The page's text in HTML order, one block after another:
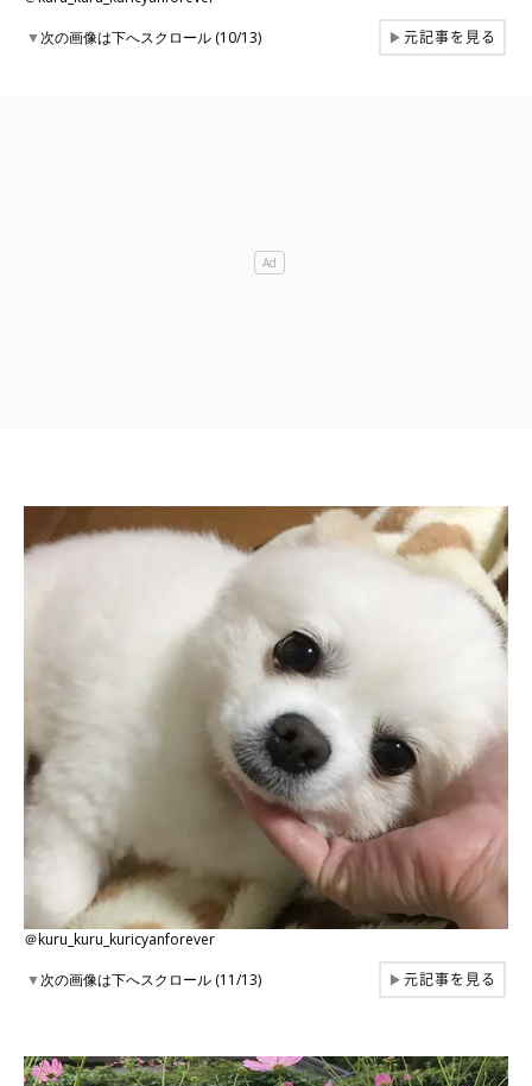
▼次の画像は下へスクロール (10/13) ▶元記事を見る
＠kuru_kuru_kuricyanforever
▼次の画像は下へスクロール (11/13) ▶元記事を見る